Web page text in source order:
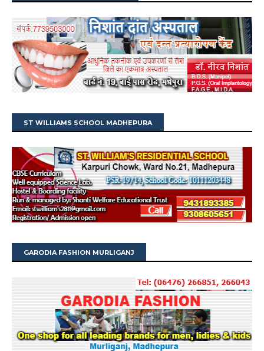
ST WILLIAMS SCHOOL MADHEPURA
GARODIA FASHION MURLIGANJ